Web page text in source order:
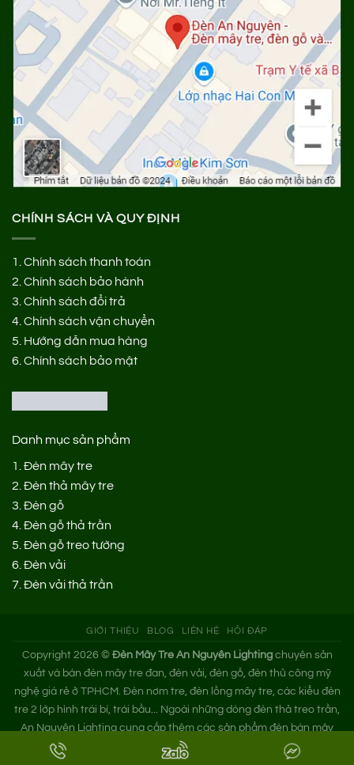
CHÍNH SÁCH VÀ QUY ĐỊNH
1. Chính sách thanh toán
2. Chính sách bảo hành
3. Chính sách đổi trả
4. Chính sách vận chuyển
5. Hướng dẫn mua hàng
6. Chính sách bảo mật
Danh mục sản phẩm
1. Đèn mây tre
2. Đèn thả mây tre
3. Đèn gỗ
4. Đèn gỗ thả trần
5. Đèn gỗ treo tường
6. Đèn vải
7. Đèn vải thả trần
GIỚI THIỆU BLOG LIÊN HỆ HỎI ĐÁP
Copyright 2026 © Đèn Mây Tre An Nguyên Lightingchuyên sản
xuất và bán đèn mây tre đan, đèn vải, đèn gỗ, đèn thủ công mỹ
nghệ giá rẻ ở TPHCM. Đèn nơm tre, đèn lồng mây tre, các kiểu đèn
tre 2 lớp hình trái bí, trái bầu... Ngoài những dòng đèn thả treo trần,
An Nguyên Lighting cung cấp thêm các sản phẩm đèn bàn mây
tre. Nếu bạn cần tìm xưởng đèn mây tre trang trí hoặc mua đèn tre